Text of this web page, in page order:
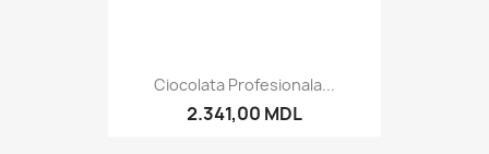
Ciocolata Profesionala...
2.341,00 MDL